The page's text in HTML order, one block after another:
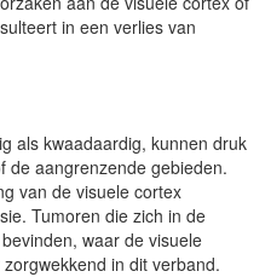
in een verlies van
als kwaadaardig, kunnen druk
de aangrenzende gebieden.
van de visuele cortex
Tumoren die zich in de
waar de visuele
in dit verband.